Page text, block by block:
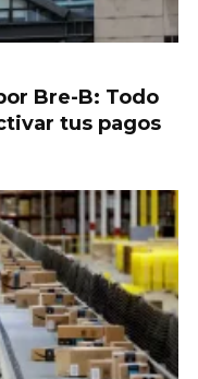
Bre-B: Todo
tus pagos